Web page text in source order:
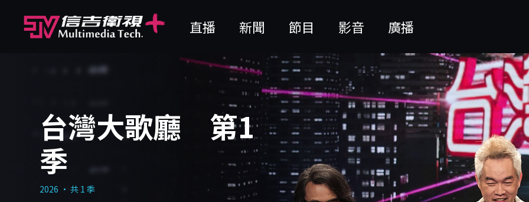
直播 新聞 節目 影音 廣播
台灣大歌廳 第1
季
2026 · 共 1 季